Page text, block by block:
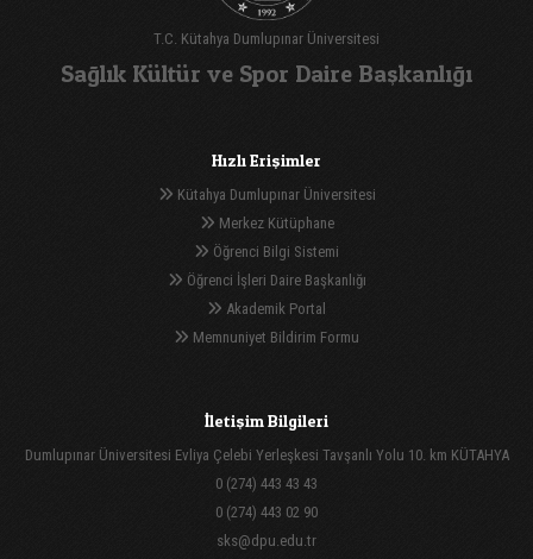
T.C. Kütahya Dumlupınar Üniversitesi
Sağlık Kültür ve Spor Daire Başkanlığı
Hızlı Erişimler
Kütahya Dumlupınar Üniversitesi
Merkez Kütüphane
Öğrenci Bilgi Sistemi
Öğrenci İşleri Daire Başkanlığı
Akademik Portal
Memnuniyet Bildirim Formu
İletişim Bilgileri
Dumlupınar Üniversitesi Evliya Çelebi Yerleşkesi Tavşanlı Yolu 10. km KÜTAHYA
0 (274) 443 43 43
0 (274) 443 02 90
sks@dpu.edu.tr